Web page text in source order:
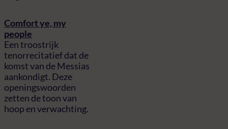
Comfort ye, my
people
Een troostrijk
tenorrecitatief dat de
komst van de Messias
aankondigt. Deze
openingswoorden
zetten de toon van
hoop en verwachting.